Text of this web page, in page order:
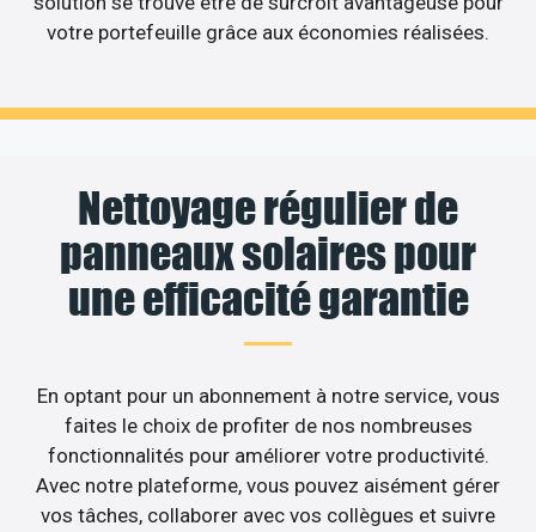
votre portefeuille grâce aux économies réalisées.
Nettoyage régulier de
panneaux solaires pour
une efficacité garantie
En optant pour un abonnement à notre service, vous
faites le choix de profiter de nos nombreuses
fonctionnalités pour améliorer votre productivité.
Avec notre plateforme, vous pouvez aisément gérer
vos tâches, collaborer avec vos collègues et suivre